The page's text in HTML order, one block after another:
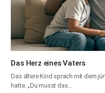
Das Herz eines Vaters
Das ältere Kind sprach mit dem
hatte. „Du musst das…